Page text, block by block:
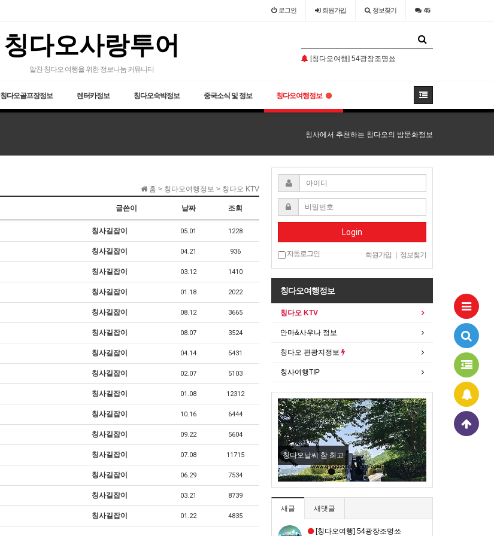
로그인 회원가입 정보찾기 45
칭다오사랑투어
알찬 칭다오 여행을 위한 정보나눔 커뮤니티
소어산 -칭다오관광지 필코스
[칭다오여행] 54광장조명쑈
[칭다오여행] 54광장조명쑈
칭다오골프장정보 렌터카정보 칭다오숙박정보 중국소식 및 정보 칭다오여행정보
칭사에서 추천하는 칭다오의 밤문화정보
홈 > 칭다오여행정보 > 칭다오 KTV
글쓴이 날짜 조회
칭사길잡이 05.01 1228
칭사길잡이 04.21 936
칭사길잡이 03.12 1410
칭사길잡이 01.18 2022
칭사길잡이 08.12 3665
칭사길잡이 08.07 3524
칭사길잡이 04.14 5431
칭사길잡이 02.07 5103
칭사길잡이 01.08 12312
칭사길잡이 10.16 6444
칭사길잡이 09.22 5604
칭사길잡이 07.08 11715
칭사길잡이 06.29 7534
칭사길잡이 03.21 8739
칭사길잡이 01.22 4835
Login
자동로그인 회원가입 정보찾기
칭다오여행정보
칭다오 KTV
안마&사우나 정보
칭다오 관광지정보
칭사여행TIP
[칭다오여행] 54광장조명쑈 칭다오날씨 참 최고
새글 새댓글
[칭다오여행] 54광장조명쑈